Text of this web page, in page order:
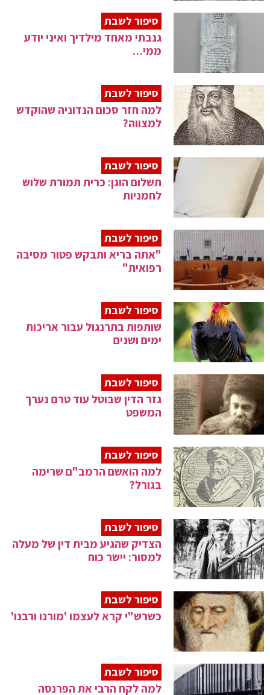
סיפור לשבת
גנבתי מאחד מילדיך ואיני יודע
ממי…
סיפור לשבת
למה חזר סכום הנדוניה שהוקדש
למצווה?
סיפור לשבת
תשלום הוגן: כרית תמורת שלוש
לחמניות
סיפור לשבת
"אתה בריא ותבקש פטור מסיבה
רפואית"
סיפור לשבת
שותפות בתרנגול עבור אריכות
ימים ושנים
סיפור לשבת
גזר הדין שבוטל עוד טרם נערך
המשפט
סיפור לשבת
למה הואשם הרמב"ם שרימה
בגורל?
סיפור לשבת
הצדיק שהגיע מבית דין של מעלה
למסור: יישר כוח
סיפור לשבת
כשרש"י קרא לעצמו 'מורנו ורבנו'
סיפור לשבת
למה לקח הרבי את הפרנסה